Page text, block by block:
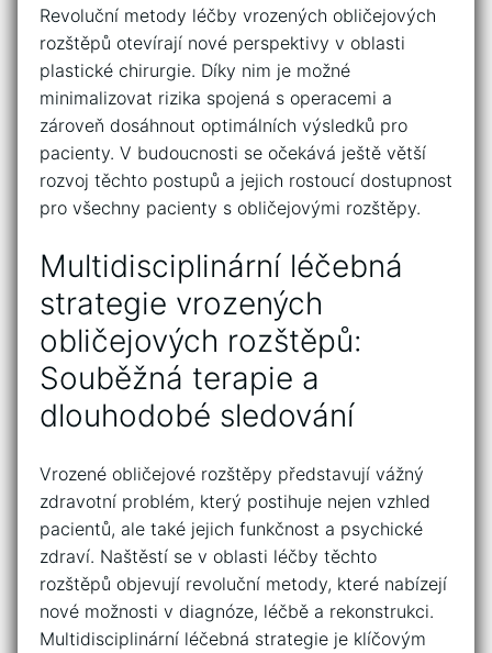
Revoluční‌ metody léčby ⁤vrozených obličejových
‍rozštěpů otevírají ‌nové perspektivy v oblasti
plastické chirurgie. Díky‌ nim‍ je možné
minimalizovat rizika spojená ⁣s​ operacemi a
zároveň⁢ dosáhnout optimálních výsledků‌ pro
pacienty. V ⁢budoucnosti se ⁢očekává ještě‍ větší
rozvoj těchto postupů​ a jejich rostoucí dostupnost
pro všechny pacienty s obličejovými‌ rozštěpy.
Multidisciplinární léčebná⁢
strategie ⁢vrozených
‌obličejových rozštěpů:
Souběžná terapie a
dlouhodobé sledování
Vrozené‍ obličejové‍ rozštěpy představují vážný
zdravotní problém, který postihuje​ nejen vzhled
pacientů, ale také jejich ‍funkčnost ‍a psychické⁤
zdraví.‌ Naštěstí se v oblasti ​léčby těchto
rozštěpů objevují⁤ revoluční metody, které nabízejí⁤
nové možnosti v‌ diagnóze,⁤ léčbě a ⁤rekonstrukci.
⁢Multidisciplinární léčebná strategie je klíčovým